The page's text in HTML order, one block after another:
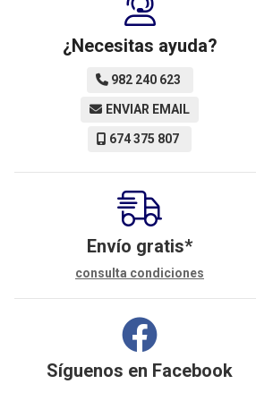
¿Necesitas ayuda?
982 240 623
ENVIAR EMAIL
674 375 807
Envío gratis*
consulta condiciones
Síguenos en Facebook